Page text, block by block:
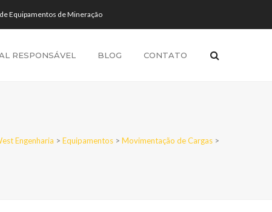
Equipamentos de Mineração
RESPONSÁVEL BLOG CONTATO
Engenharia > Equipamentos > Movimentação de Cargas >